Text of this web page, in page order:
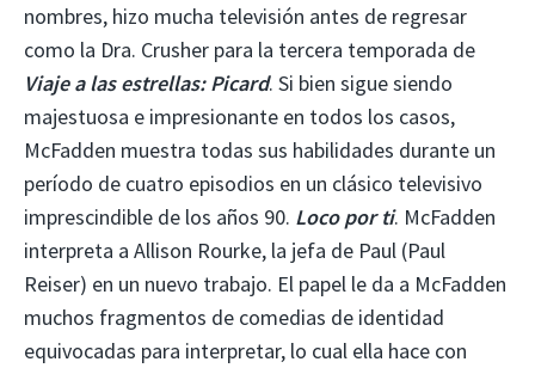
nombres, hizo mucha televisión antes de regresar
como la Dra. Crusher para la tercera temporada de
Viaje a las estrellas: Picard. Si bien sigue siendo
majestuosa e impresionante en todos los casos,
McFadden muestra todas sus habilidades durante un
período de cuatro episodios en un clásico televisivo
imprescindible de los años 90. Loco por ti. McFadden
interpreta a Allison Rourke, la jefa de Paul (Paul
Reiser) en un nuevo trabajo. El papel le da a McFadden
muchos fragmentos de comedias de identidad
equivocadas para interpretar, lo cual ella hace con